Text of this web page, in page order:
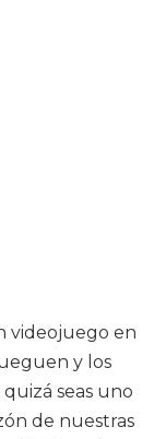
videojuego en
y los
seas uno
de nuestras